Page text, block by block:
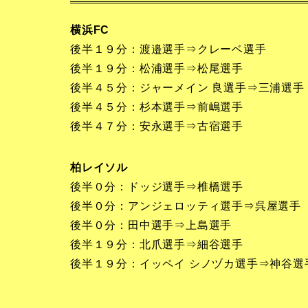
横浜FC
後半１９分：渡邉選手⇒クレーベ選手
後半１９分：松浦選手⇒松尾選手
後半４５分：ジャーメイン 良選手⇒三浦選手
後半４５分：杉本選手⇒前嶋選手
後半４７分：安永選手⇒古宿選手
柏レイソル
後半０分：ドッジ選手⇒椎橋選手
後半０分：アンジェロッティ選手⇒呉屋選手
後半０分：田中選手⇒上島選手
後半１９分：北爪選手⇒細谷選手
後半１９分：イッペイ シノヅカ選手⇒神谷選